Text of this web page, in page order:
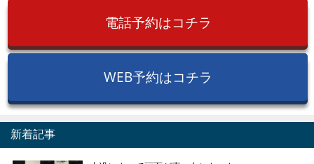
電話予約はコチラ
WEB予約はコチラ
新着記事